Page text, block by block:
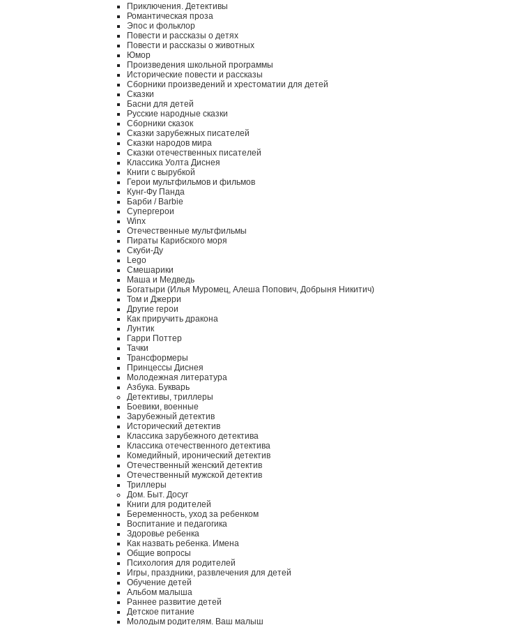
Приключения. Детективы
Романтическая проза
Эпос и фольклор
Повести и рассказы о детях
Повести и рассказы о животных
Юмор
Произведения школьной программы
Исторические повести и рассказы
Сборники произведений и хрестоматии для детей
Сказки
Басни для детей
Русские народные сказки
Сборники сказок
Сказки зарубежных писателей
Сказки народов мира
Сказки отечественных писателей
Классика Уолта Диснея
Книги с вырубкой
Герои мультфильмов и фильмов
Кунг-Фу Панда
Барби / Barbie
Супергерои
Winx
Отечественные мультфильмы
Пираты Карибского моря
Скуби-Ду
Lego
Смешарики
Маша и Медведь
Богатыри (Илья Муромец, Алеша Попович, Добрыня Никитич)
Том и Джерри
Другие герои
Как приручить дракона
Лунтик
Гарри Поттер
Тачки
Трансформеры
Принцессы Диснея
Молодежная литература
Азбука. Букварь
Детективы, триллеры
Боевики, военные
Зарубежный детектив
Исторический детектив
Классика зарубежного детектива
Классика отечественного детектива
Комедийный, иронический детектив
Отечественный женский детектив
Отечественный мужской детектив
Триллеры
Дом. Быт. Досуг
Книги для родителей
Беременность, уход за ребенком
Воспитание и педагогика
Здоровье ребенка
Как назвать ребенка. Имена
Общие вопросы
Психология для родителей
Игры, праздники, развлечения для детей
Обучение детей
Альбом малыша
Раннее развитие детей
Детское питание
Молодым родителям. Ваш малыш